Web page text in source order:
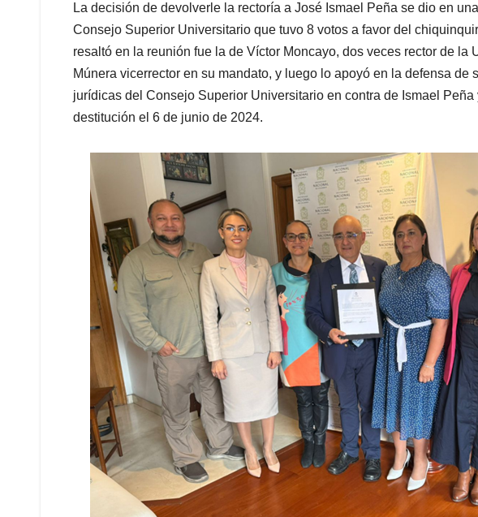
La decisión de devolverle la rectoría a José Ismael Peña se dio en
Consejo Superior Universitario que tuvo 8 votos a favor del
resaltó en la reunión fue la de Víctor Moncayo, dos veces rector de la
Múnera vicerrector en su mandato, y luego lo apoyó en la defensa de
jurídicas del Consejo Superior Universitario en contra de Ismael Peña
destitución el 6 de junio de 2024.